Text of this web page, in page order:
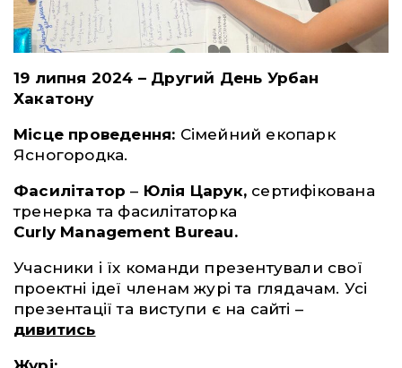
19 липня 2024 – Другий День Урбан
Хакатону
Місце проведення: Сімейний екопарк
Ясногородка.
Фасилітатор – Юлія Царук, сертифікована
тренерка та фасилітаторка
Curly Management Bureau.
Учасники і їх команди презентували свої
проектні ідеї членам журі та глядачам. Усі
презентації та виступи є на сайті –
дивитись